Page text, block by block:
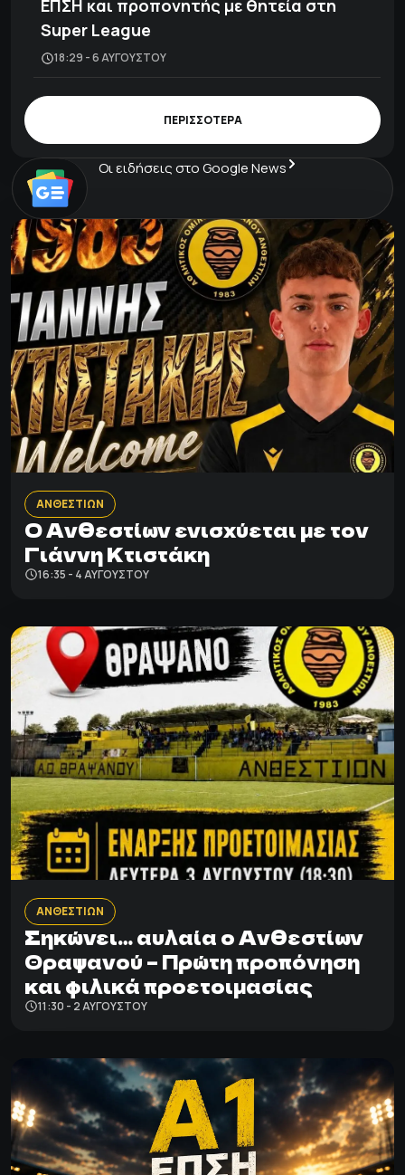
ΕΠΣΗ και προπονητής με θητεία στη
Super League
18:29 - 6 ΑΥΓΟΎΣΤΟΥ
ΠΕΡΙΣΣΟΤΕΡΑ
Οι ειδήσεις στο Google News
ΑΝΘΕΣΤΙΩΝ
Ο Ανθεστίων ενισχύεται με τον
Γιάννη Κτιστάκη
16:35 - 4 ΑΥΓΟΎΣΤΟΥ
ΑΝΘΕΣΤΙΩΝ
Σηκώνει… αυλαία ο Ανθεστίων
Θραψανού – Πρώτη προπόνηση
και φιλικά προετοιμασίας
11:30 - 2 ΑΥΓΟΎΣΤΟΥ